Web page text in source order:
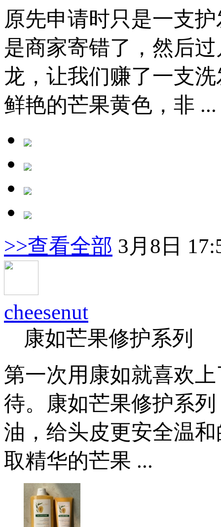
原先申请时只是一支
是商家寄错了，然后
龙，让我们赚了一支
鲜艳的芒果黄色，非 ...
>>查看全部 3月8日
cheesenut
康如芒果修护系列
第一次用康如就喜欢
待。康如芒果修护系
油，给头皮更安全温
取精华的芒果 ...